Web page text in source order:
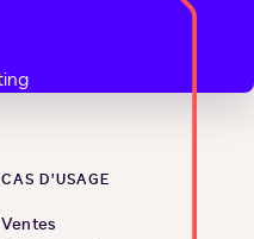
CAS D’USAGE
Ventes